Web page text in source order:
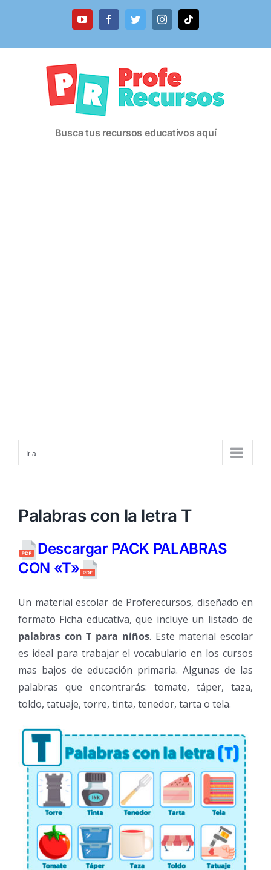
YouTubeFacebookTwitterInstagramTiktok
Busca tus recursos educativos aquí
Ir a...
Palabras con la letra T
Descargar PACK PALABRAS
CON «T»
Un material escolar de Proferecursos, diseñado en
formato Ficha educativa, que incluye un listado de
palabras con T para niños. Este material escolar
es ideal para trabajar el vocabulario en los cursos
mas bajos de educación primaria. Algunas de las
palabras que encontrarás: tomate, táper, taza,
toldo, tatuaje, torre, tinta, tenedor, tarta o tela.